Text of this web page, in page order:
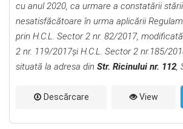
cu anul 2020, ca urmare a constatării
nesatisfăcătoare în urma aplicării
prin H.C.L. Sector 2 nr. 82/2017,
2 nr. 119/2017şi H.C.L. Sector 2 nr.185/
situată la adresa din Str. Ricinului nr. 112,
Descărcare View